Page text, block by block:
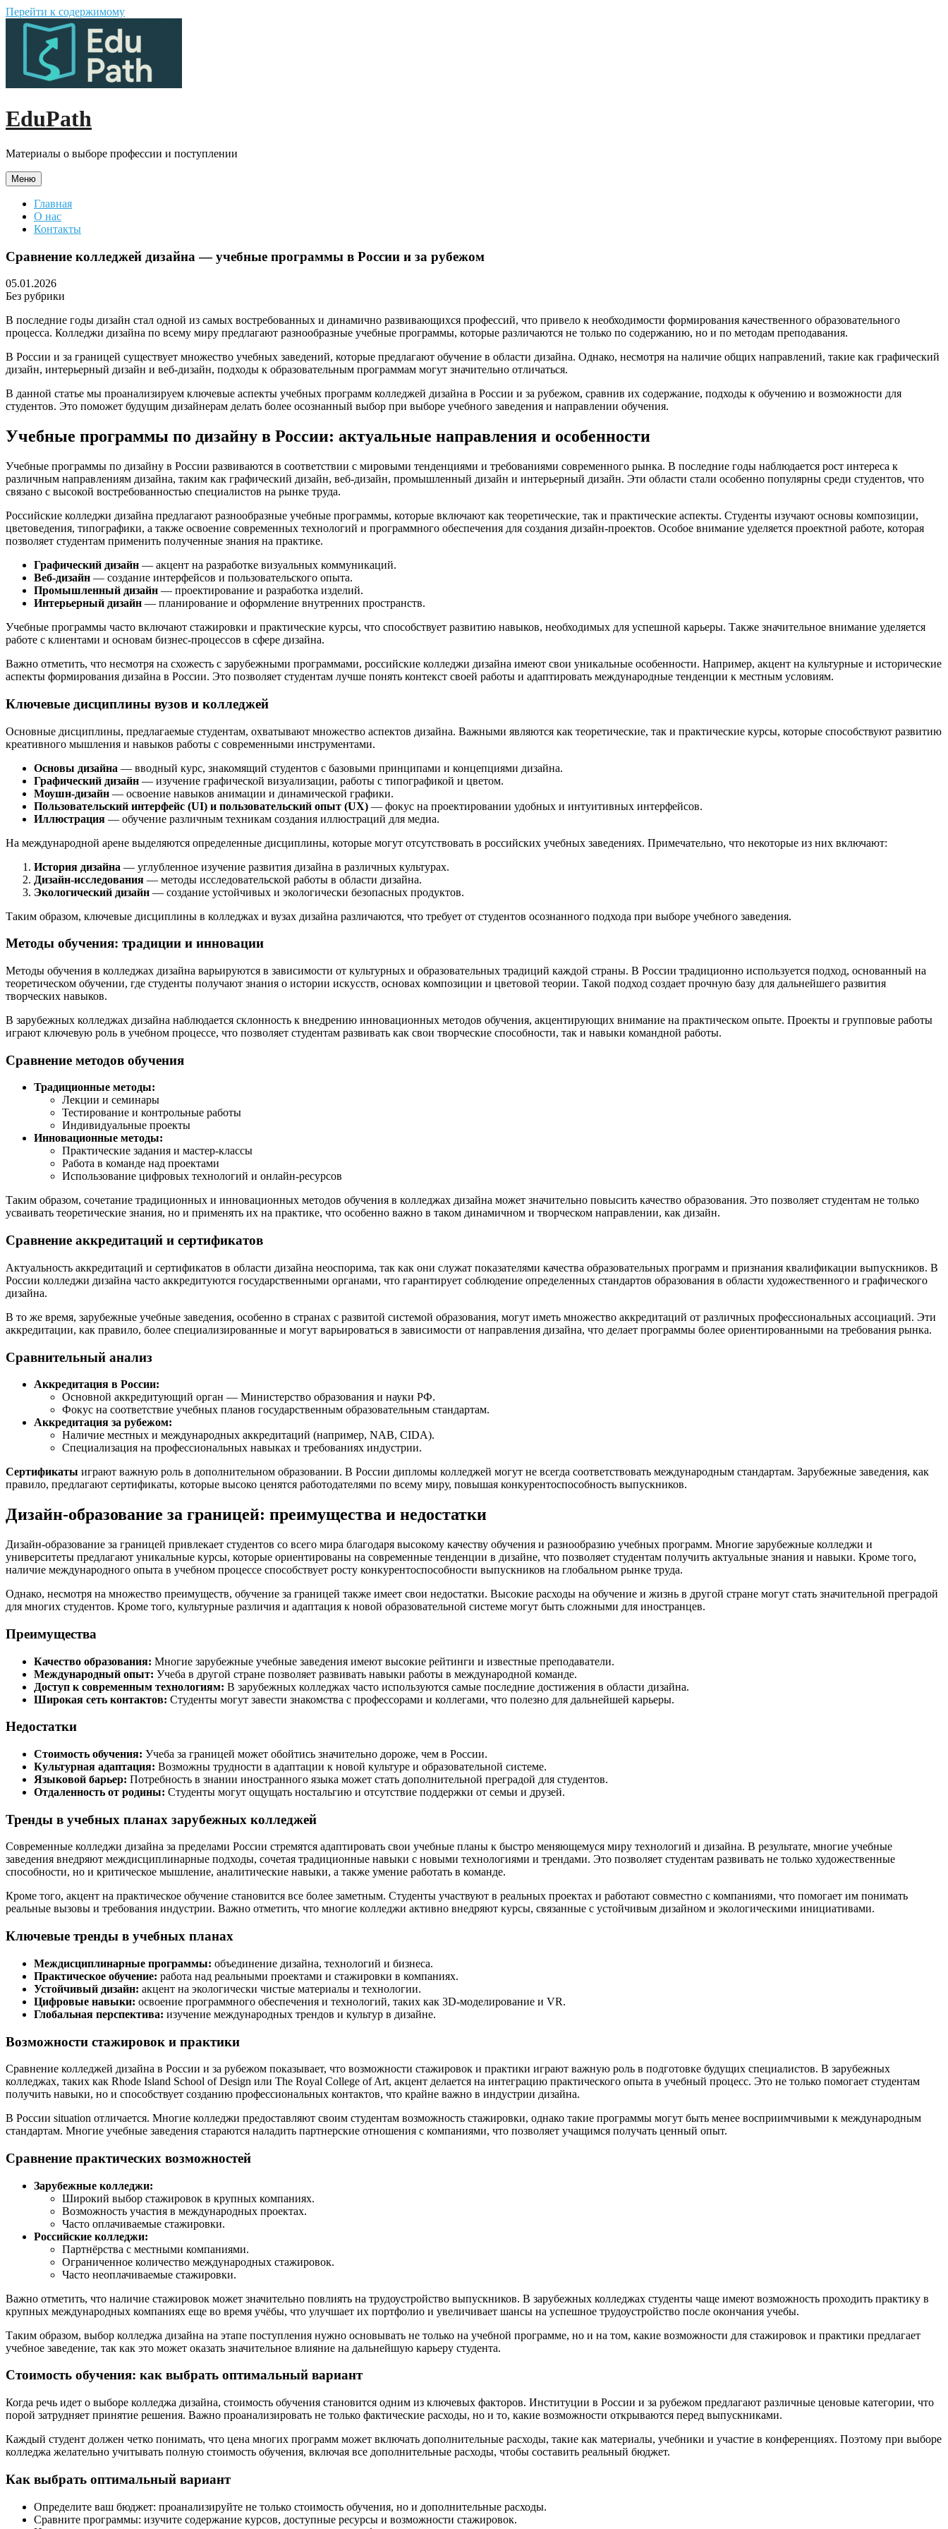
Перейти к содержимому
EduPath
Материалы о выборе профессии и поступлении
Меню
Главная
О нас
Контакты
Сравнение колледжей дизайна — учебные программы в России и за рубежом
05.01.2026
Без рубрики
В последние годы дизайн стал одной из самых востребованных и динамично развивающихся профессий, что привело к необходимости формирования качественного образовательного
процесса. Колледжи дизайна по всему миру предлагают разнообразные учебные программы, которые различаются не только по содержанию, но и по методам преподавания.
В России и за границей существует множество учебных заведений, которые предлагают обучение в области дизайна. Однако, несмотря на наличие общих направлений, такие как графический
дизайн, интерьерный дизайн и веб-дизайн, подходы к образовательным программам могут значительно отличаться.
В данной статье мы проанализируем ключевые аспекты учебных программ колледжей дизайна в России и за рубежом, сравнив их содержание, подходы к обучению и возможности для
студентов. Это поможет будущим дизайнерам делать более осознанный выбор при выборе учебного заведения и направлении обучения.
Учебные программы по дизайну в России: актуальные направления и особенности
Учебные программы по дизайну в России развиваются в соответствии с мировыми тенденциями и требованиями современного рынка. В последние годы наблюдается рост интереса к
различным направлениям дизайна, таким как графический дизайн, веб-дизайн, промышленный дизайн и интерьерный дизайн. Эти области стали особенно популярны среди студентов, что
связано с высокой востребованностью специалистов на рынке труда.
Российские колледжи дизайна предлагают разнообразные учебные программы, которые включают как теоретические, так и практические аспекты. Студенты изучают основы композиции,
цветоведения, типографики, а также освоение современных технологий и программного обеспечения для создания дизайн-проектов. Особое внимание уделяется проектной работе, которая
позволяет студентам применить полученные знания на практике.
Графический дизайн — акцент на разработке визуальных коммуникаций.
Веб-дизайн — создание интерфейсов и пользовательского опыта.
Промышленный дизайн — проектирование и разработка изделий.
Интерьерный дизайн — планирование и оформление внутренних пространств.
Учебные программы часто включают стажировки и практические курсы, что способствует развитию навыков, необходимых для успешной карьеры. Также значительное внимание уделяется
работе с клиентами и основам бизнес-процессов в сфере дизайна.
Важно отметить, что несмотря на схожесть с зарубежными программами, российские колледжи дизайна имеют свои уникальные особенности. Например, акцент на культурные и исторические
аспекты формирования дизайна в России. Это позволяет студентам лучше понять контекст своей работы и адаптировать международные тенденции к местным условиям.
Ключевые дисциплины вузов и колледжей
Основные дисциплины, предлагаемые студентам, охватывают множество аспектов дизайна. Важными являются как теоретические, так и практические курсы, которые способствуют развитию
креативного мышления и навыков работы с современными инструментами.
Основы дизайна — вводный курс, знакомящий студентов с базовыми принципами и концепциями дизайна.
Графический дизайн — изучение графической визуализации, работы с типографикой и цветом.
Моушн-дизайн — освоение навыков анимации и динамической графики.
Пользовательский интерфейс (UI) и пользовательский опыт (UX) — фокус на проектировании удобных и интуитивных интерфейсов.
Иллюстрация — обучение различным техникам создания иллюстраций для медиа.
На международной арене выделяются определенные дисциплины, которые могут отсутствовать в российских учебных заведениях. Примечательно, что некоторые из них включают:
История дизайна — углубленное изучение развития дизайна в различных культурах.
Дизайн-исследования — методы исследовательской работы в области дизайна.
Экологический дизайн — создание устойчивых и экологически безопасных продуктов.
Таким образом, ключевые дисциплины в колледжах и вузах дизайна различаются, что требует от студентов осознанного подхода при выборе учебного заведения.
Методы обучения: традиции и инновации
Методы обучения в колледжах дизайна варьируются в зависимости от культурных и образовательных традиций каждой страны. В России традиционно используется подход, основанный на
теоретическом обучении, где студенты получают знания о истории искусств, основах композиции и цветовой теории. Такой подход создает прочную базу для дальнейшего развития
творческих навыков.
В зарубежных колледжах дизайна наблюдается склонность к внедрению инновационных методов обучения, акцентирующих внимание на практическом опыте. Проекты и групповые работы
играют ключевую роль в учебном процессе, что позволяет студентам развивать как свои творческие способности, так и навыки командной работы.
Сравнение методов обучения
Традиционные методы:
Лекции и семинары
Тестирование и контрольные работы
Индивидуальные проекты
Инновационные методы:
Практические задания и мастер-классы
Работа в команде над проектами
Использование цифровых технологий и онлайн-ресурсов
Таким образом, сочетание традиционных и инновационных методов обучения в колледжах дизайна может значительно повысить качество образования. Это позволяет студентам не только
усваивать теоретические знания, но и применять их на практике, что особенно важно в таком динамичном и творческом направлении, как дизайн.
Сравнение аккредитаций и сертификатов
Актуальность аккредитаций и сертификатов в области дизайна неоспорима, так как они служат показателями качества образовательных программ и признания квалификации выпускников. В
России колледжи дизайна часто аккредитуются государственными органами, что гарантирует соблюдение определенных стандартов образования в области художественного и графического
дизайна.
В то же время, зарубежные учебные заведения, особенно в странах с развитой системой образования, могут иметь множество аккредитаций от различных профессиональных ассоциаций. Эти
аккредитации, как правило, более специализированные и могут варьироваться в зависимости от направления дизайна, что делает программы более ориентированными на требования рынка.
Сравнительный анализ
Аккредитация в России:
Основной аккредитующий орган — Министерство образования и науки РФ.
Фокус на соответствие учебных планов государственным образовательным стандартам.
Аккредитация за рубежом:
Наличие местных и международных аккредитаций (например, NAB, CIDA).
Специализация на профессиональных навыках и требованиях индустрии.
Сертификаты играют важную роль в дополнительном образовании. В России дипломы колледжей могут не всегда соответствовать международным стандартам. Зарубежные заведения, как
правило, предлагают сертификаты, которые высоко ценятся работодателями по всему миру, повышая конкурентоспособность выпускников.
Дизайн-образование за границей: преимущества и недостатки
Дизайн-образование за границей привлекает студентов со всего мира благодаря высокому качеству обучения и разнообразию учебных программ. Многие зарубежные колледжи и
университеты предлагают уникальные курсы, которые ориентированы на современные тенденции в дизайне, что позволяет студентам получить актуальные знания и навыки. Кроме того,
наличие международного опыта в учебном процессе способствует росту конкурентоспособности выпускников на глобальном рынке труда.
Однако, несмотря на множество преимуществ, обучение за границей также имеет свои недостатки. Высокие расходы на обучение и жизнь в другой стране могут стать значительной преградой
для многих студентов. Кроме того, культурные различия и адаптация к новой образовательной системе могут быть сложными для иностранцев.
Преимущества
Качество образования: Многие зарубежные учебные заведения имеют высокие рейтинги и известные преподаватели.
Международный опыт: Учеба в другой стране позволяет развивать навыки работы в международной команде.
Доступ к современным технологиям: В зарубежных колледжах часто используются самые последние достижения в области дизайна.
Широкая сеть контактов: Студенты могут завести знакомства с профессорами и коллегами, что полезно для дальнейшей карьеры.
Недостатки
Стоимость обучения: Учеба за границей может обойтись значительно дороже, чем в России.
Культурная адаптация: Возможны трудности в адаптации к новой культуре и образовательной системе.
Языковой барьер: Потребность в знании иностранного языка может стать дополнительной преградой для студентов.
Отдаленность от родины: Студенты могут ощущать ностальгию и отсутствие поддержки от семьи и друзей.
Тренды в учебных планах зарубежных колледжей
Современные колледжи дизайна за пределами России стремятся адаптировать свои учебные планы к быстро меняющемуся миру технологий и дизайна. В результате, многие учебные
заведения внедряют междисциплинарные подходы, сочетая традиционные навыки с новыми технологиями и трендами. Это позволяет студентам развивать не только художественные
способности, но и критическое мышление, аналитические навыки, а также умение работать в команде.
Кроме того, акцент на практическое обучение становится все более заметным. Студенты участвуют в реальных проектах и работают совместно с компаниями, что помогает им понимать
реальные вызовы и требования индустрии. Важно отметить, что многие колледжи активно внедряют курсы, связанные с устойчивым дизайном и экологическими инициативами.
Ключевые тренды в учебных планах
Междисциплинарные программы: объединение дизайна, технологий и бизнеса.
Практическое обучение: работа над реальными проектами и стажировки в компаниях.
Устойчивый дизайн: акцент на экологически чистые материалы и технологии.
Цифровые навыки: освоение программного обеспечения и технологий, таких как 3D-моделирование и VR.
Глобальная перспектива: изучение международных трендов и культур в дизайне.
Возможности стажировок и практики
Сравнение колледжей дизайна в России и за рубежом показывает, что возможности стажировок и практики играют важную роль в подготовке будущих специалистов. В зарубежных
колледжах, таких как Rhode Island School of Design или The Royal College of Art, акцент делается на интеграцию практического опыта в учебный процесс. Это не только помогает студентам
получить навыки, но и способствует созданию профессиональных контактов, что крайне важно в индустрии дизайна.
В России situation отличается. Многие колледжи предоставляют своим студентам возможность стажировки, однако такие программы могут быть менее восприимчивыми к международным
стандартам. Многие учебные заведения стараются наладить партнерские отношения с компаниями, что позволяет учащимся получать ценный опыт.
Сравнение практических возможностей
Зарубежные колледжи:
Широкий выбор стажировок в крупных компаниях.
Возможность участия в международных проектах.
Часто оплачиваемые стажировки.
Российские колледжи:
Партнёрства с местными компаниями.
Ограниченное количество международных стажировок.
Часто неоплачиваемые стажировки.
Важно отметить, что наличие стажировок может значительно повлиять на трудоустройство выпускников. В зарубежных колледжах студенты чаще имеют возможность проходить практику в
крупных международных компаниях еще во время учёбы, что улучшает их портфолио и увеличивает шансы на успешное трудоустройство после окончания учебы.
Таким образом, выбор колледжа дизайна на этапе поступления нужно основывать не только на учебной программе, но и на том, какие возможности для стажировок и практики предлагает
учебное заведение, так как это может оказать значительное влияние на дальнейшую карьеру студента.
Стоимость обучения: как выбрать оптимальный вариант
Когда речь идет о выборе колледжа дизайна, стоимость обучения становится одним из ключевых факторов. Институции в России и за рубежом предлагают различные ценовые категории, что
порой затрудняет принятие решения. Важно проанализировать не только фактические расходы, но и то, какие возможности открываются перед выпускниками.
Каждый студент должен четко понимать, что цена многих программ может включать дополнительные расходы, такие как материалы, учебники и участие в конференциях. Поэтому при выборе
колледжа желательно учитывать полную стоимость обучения, включая все дополнительные расходы, чтобы составить реальный бюджет.
Как выбрать оптимальный вариант
Определите ваш бюджет: проанализируйте не только стоимость обучения, но и дополнительные расходы.
Сравните программы: изучите содержание курсов, доступные ресурсы и возможности стажировок.